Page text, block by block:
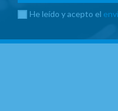
He leído y acepto el